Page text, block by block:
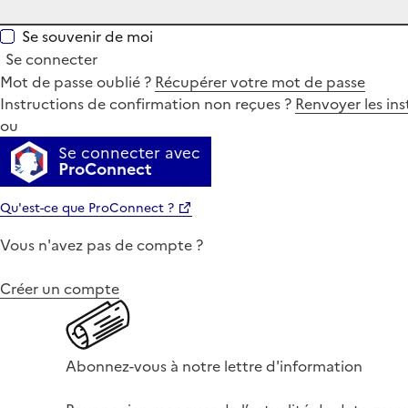
Se souvenir de moi
Se connecter
Mot de passe oublié ? Récupérer votre mot de passe
Instructions de confirmation non reçues ? Renvoyer les
ou
Se connecter avec
ProConnect
Qu'est-ce que ProConnect ?
Vous n'avez pas de compte ?
Créer un compte
Abonnez-vous à notre lettre d'information